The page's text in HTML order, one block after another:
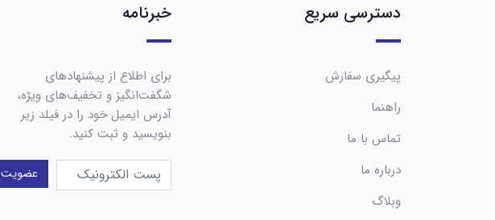
دسترسی سریع
پیگیری سفارش
راهنما
تماس با ما
درباره ما
وبلاگ
خبرنامه
برای اطلاع از پیشنهادهای
شگفت‌انگیز و تخفیف‌های ویژه،
آدرس ایمیل خود را در فیلد زیر
بنویسید و ثبت کنید.
عضویت